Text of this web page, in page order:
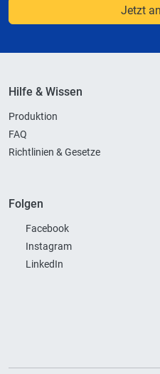
Jetzt
Hilfe & Wissen
Produktion
FAQ
Richtlinien & Gesetze
Folgen
Facebook
Instagram
LinkedIn